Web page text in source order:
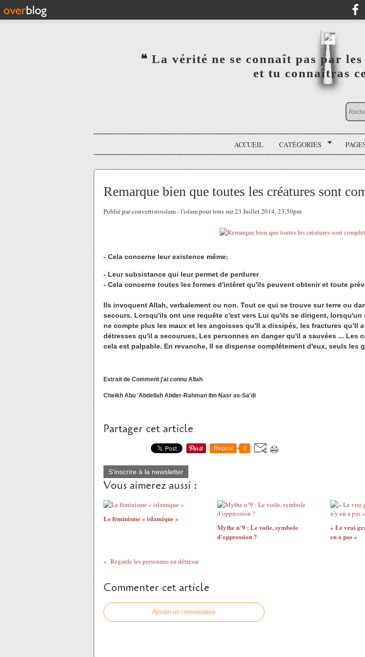
‎❝ La vérité ne se connaît pas par
et tu connaîtras
ACCUEIL CATÉGORIES
Remarque bien que toutes les créatures sont
Publié par convertistoislam - l'islam pour tous sur 23 Juillet 2014, 23:50pm
- Cela concerne leur existence même;
- Leur subsistance qui leur permet de perdurer
- Cela concerne toutes les formes d'intêret qu'ils peuvent obtenir et toute
Ils invoquent Allah, verbalement ou non. Tout ce qui se trouve sur terre ou
secours. Lorsqu'ils ont une requête c'est vers Lui qu'ils se dirigent,
ne compte plus les maux et les angoisses qu’Il a dissipés, les fractures
détresses qu'il a secourues, Les personnes en danger qu'il a sauvées ... Les
cela est palpable. En revanche, II se dispense complétement d'eux, seuls les
Extrait de Comment j'ai connu Allah
Cheikh Abu 'Abdellah Abder-Rahman ibn Nasr as-Sa'di
Partager cet article
Repost 0
S'inscrire à la newsletter
Vous aimerez aussi :
Le féminisme « islamique »
Mythe n°9 : Le voile, symbole
d’oppression ?
« Le vrai
en a pas »
Regarde les personnes en détresse
Commenter cet article
Ajouter un commentaire